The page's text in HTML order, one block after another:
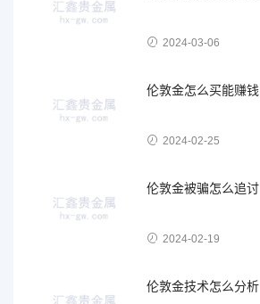
2024-03-06
伦敦金怎么买能赚钱
2024-02-25
伦敦金被骗怎么追讨
2024-02-19
伦敦金技术怎么分析